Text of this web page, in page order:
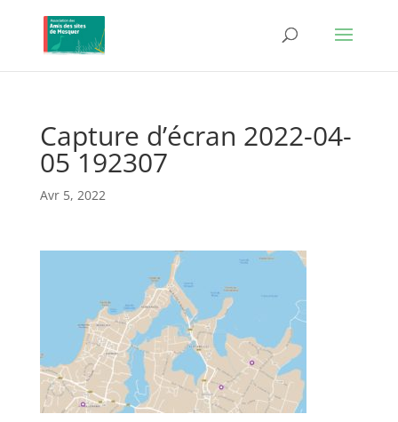
Capture d’écran 2022-04-
05 192307
Avr 5, 2022